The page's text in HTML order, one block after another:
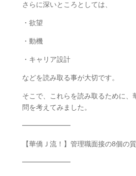
さらに深いところとしては、
・欲望
・動機
・キャリア設計
などを読み取る事が大切です。
そこで、これらを読み取るために、
問を考えてみました。
━━━━━━━
【華僑Ｊ流！】管理職面接の8個の
━━━━━━━